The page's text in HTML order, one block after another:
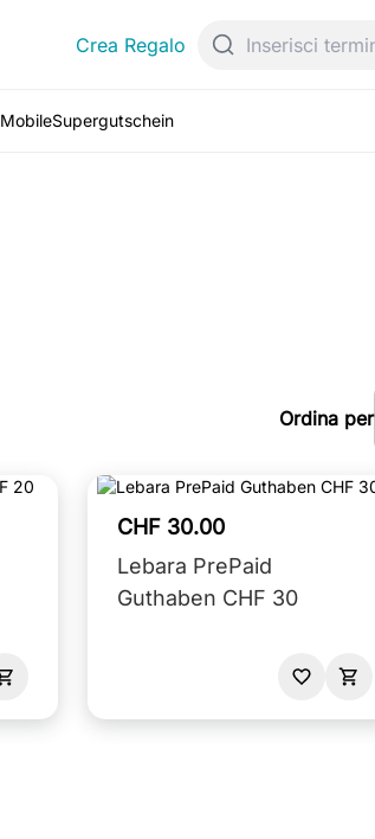
Crea Regalo
MobileSupergutschein
Ordina per
CHF 30.00
Lebara PrePaid
Guthaben CHF 30